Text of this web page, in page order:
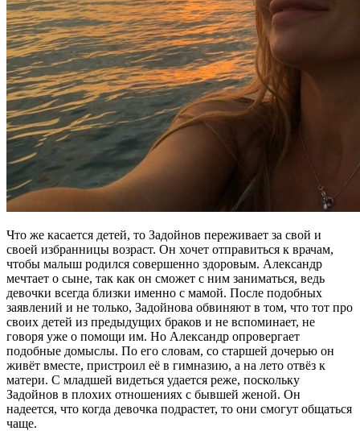
Что же касается детей, то Задойнов переживает за свой и
своей избранницы возраст. Он хочет отправиться к врачам,
чтобы малыш родился совершенно здоровым. Александр
мечтает о сыне, так как он сможет с ним заниматься, ведь
девочки всегда близки именно с мамой. После подобных
заявлений и не только, Задойнова обвиняют в том, что тот про
своих детей из предыдущих браков и не вспоминает, не
говоря уже о помощи им. Но Александр опровергает
подобные домыслы. По его словам, со старшей дочерью он
живёт вместе, пристроил её в гимназию, а на лето отвёз к
матери. С младшей видеться удается реже, поскольку
Задойнов в плохих отношениях с бывшей женой. Он
надеется, что когда девочка подрастет, то они смогут общаться
чаще.